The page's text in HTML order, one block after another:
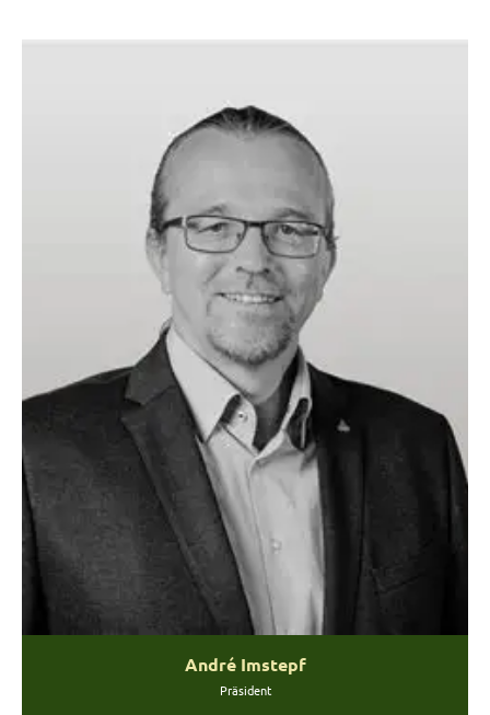
André Imstepf
Präsident